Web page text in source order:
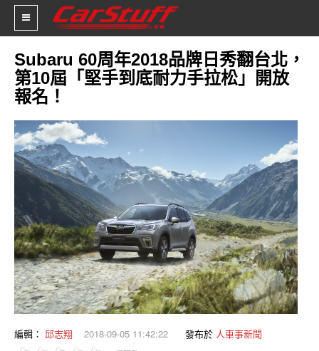
新車價格
車市新聞
賽車新聞
汽車改裝
輪胎特區
促銷訊息
人車軼事
試車報導
專題報導
Subaru 60周年2018品牌日秀翻台北，
第10屆「堅手到底耐力手拉松」開放
報名！
編輯： 邱志翔 2018-09-05 11:42:22 發布於 人車事新聞